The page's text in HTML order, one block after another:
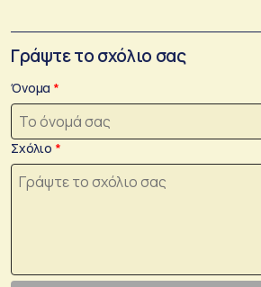
Γράψτε το σχόλιο σας
Όνομα
Σχόλιο